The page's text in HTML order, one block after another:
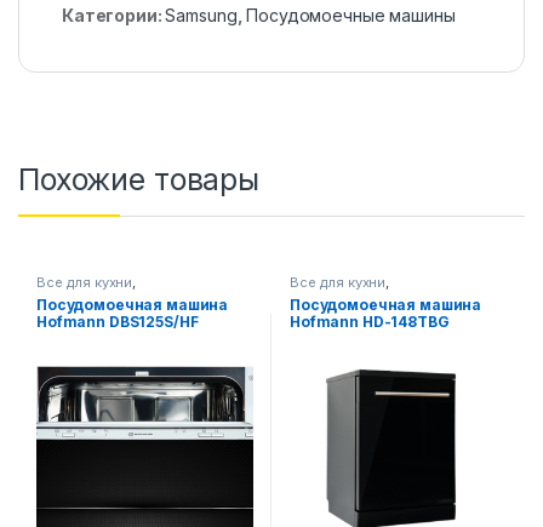
Категории:Samsung ,Посудомоечные машины
Похожие товары
Все для кухни
Посудомоечные машины
Посудомоечная машина
Hofmann DBS125S/HF
Все для кухни
Посудомоечные машины
Посудомоечная машина
Hofmann HD-148TBG